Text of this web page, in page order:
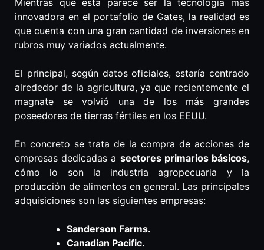
Mientras que esta parece ser la tecnología más
innovadora en el portafolio de Gates, la realidad es
que cuenta con una gran cantidad de inversiones en
rubros muy variados actualmente.
El principal, según datos oficiales, estaría centrado
alrededor de la agricultura, ya que recientemente el
magnate se volvió una de los más grandes
poseedores de tierras fértiles en los EEUU.
En concreto se trata de la compra de acciones de
empresas dedicadas a sectores primarios básicos,
cómo lo son la industria agropecuaria y la
producción de alimentos en general. Las principales
adquisiciones son las siguientes empresas:
Sanderson Farms.
Canadian Pacific.